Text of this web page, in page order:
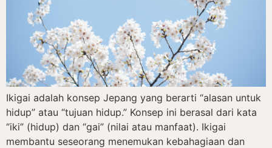
Ikigai adalah konsep Jepang yang berarti “alasan untuk
hidup” atau “tujuan hidup.” Konsep ini berasal dari kata
“iki” (hidup) dan “gai” (nilai atau manfaat). Ikigai
membantu seseorang menemukan kebahagiaan dan